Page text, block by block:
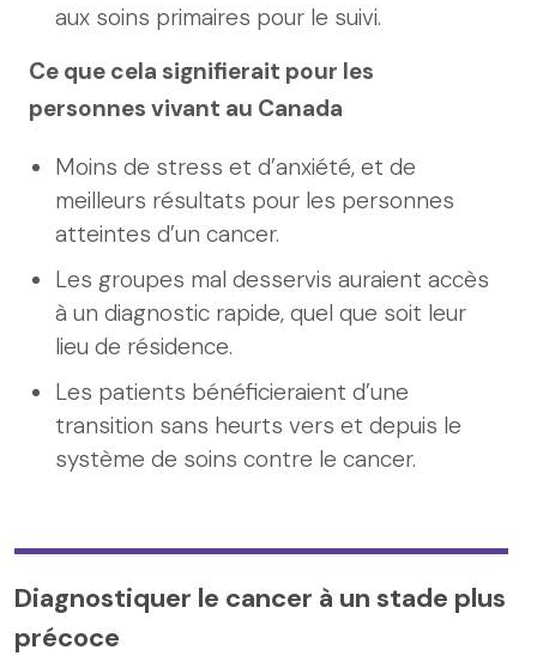
aux soins primaires pour le suivi.
Ce que cela signifierait pour les
personnes vivant au Canada
Moins de stress et d’anxiété, et de
meilleurs résultats pour les personnes
atteintes d’un cancer.
Les groupes mal desservis auraient accès
à un diagnostic rapide, quel que soit leur
lieu de résidence.
Les patients bénéficieraient d’une
transition sans heurts vers et depuis le
système de soins contre le cancer.
Diagnostiquer le cancer à un stade plus
précoce